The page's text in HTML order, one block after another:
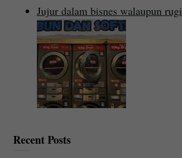
Jujur dalam bisnes walaupun rugi
Recent Posts